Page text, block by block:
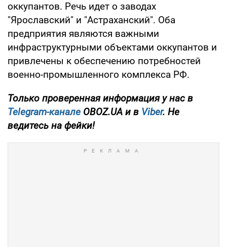
оккупантов. Речь идет о заводах
"Ярославский" и "Астраханский". Оба
предприятия являются важными
инфраструктурными объектами оккупантов и
привлечены к обеспечению потребностей
военно-промышленного комплекса РФ.
Только проверенная информация у нас в
Telegram-канале OBOZ.UA и в Viber. Не
ведитесь на фейки!